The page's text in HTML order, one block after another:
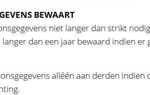
BEWAART
niet langer dan strikt
dan een jaar bewaard indien
alléén aan derden